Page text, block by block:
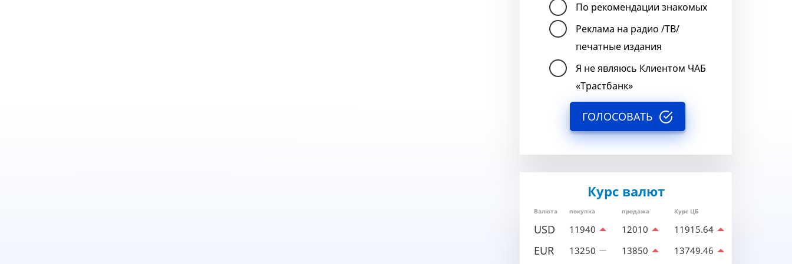
По рекомендации знакомых
Реклама на радио /ТВ/
печатные издания
Я не являюсь Клиентом ЧАБ
«Трастбанк»
ГОЛОСОВАТЬ
Курс валют
Валюта покупка продажа Курс ЦБ
USD 11940 12010 11915.64
EUR 13250 13850 13749.46